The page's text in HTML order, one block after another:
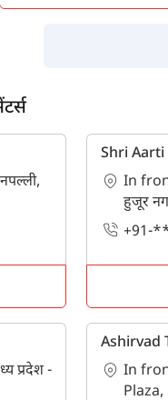
Shri
In
हुजूर
+91-
प्रदेश -
Ashirvad
In
Plaza,
Also interested in
By registering
Privacy Policy. I
Third Parties for